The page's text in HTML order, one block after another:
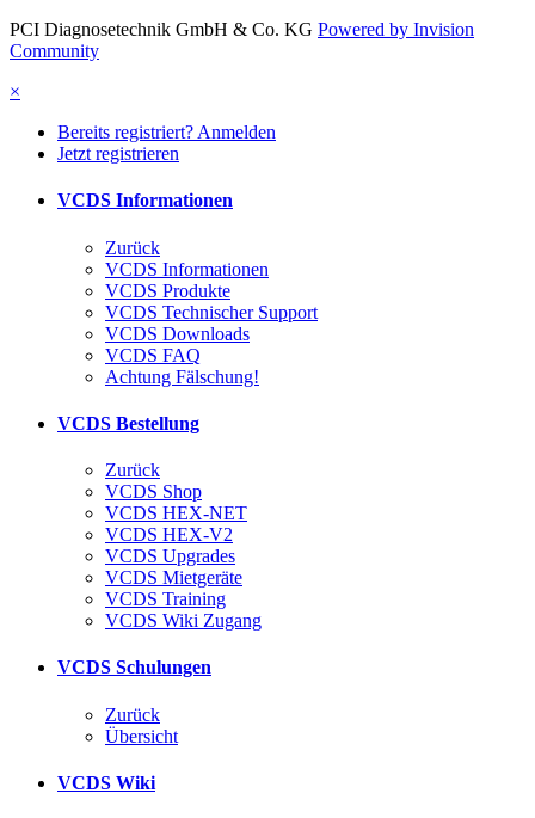
PCI Diagnosetechnik GmbH & Co. KG Powered by Invision
Community
×
Bereits registriert? Anmelden
Jetzt registrieren
VCDS Informationen
Zurück
VCDS Informationen
VCDS Produkte
VCDS Technischer Support
VCDS Downloads
VCDS FAQ
Achtung Fälschung!
VCDS Bestellung
Zurück
VCDS Shop
VCDS HEX-NET
VCDS HEX-V2
VCDS Upgrades
VCDS Mietgeräte
VCDS Training
VCDS Wiki Zugang
VCDS Schulungen
Zurück
Übersicht
VCDS Wiki